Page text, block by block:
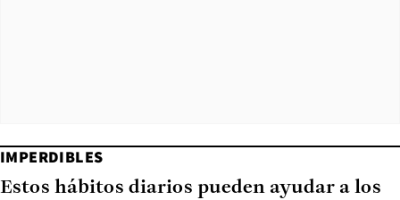
IMPERDIBLES
Estos hábitos diarios pueden ayudar a los